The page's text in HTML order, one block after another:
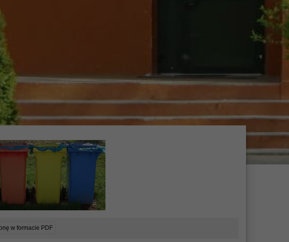
w formacie PDF